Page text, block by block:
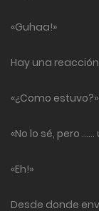
«Guhaa!»
Hay una
«¿Como estuvo?»
«No lo sé, pero
«Eh!»
Desde donde